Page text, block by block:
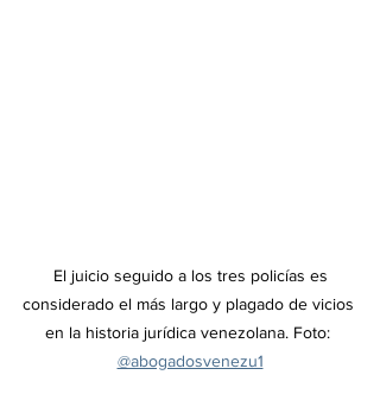
El juicio seguido a los tres policías es
considerado el más largo y plagado de vicios
en la historia jurídica venezolana. Foto:
@abogadosvenezu1